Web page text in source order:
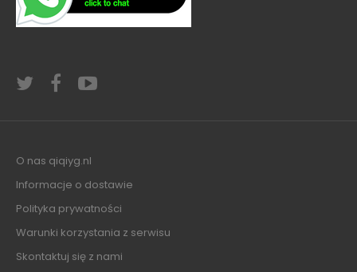
O nas qiqiyg.nl
Informacje o dostawie
Polityka prywatności
Warunki korzystania z serwisu
Skontaktuj się z nami